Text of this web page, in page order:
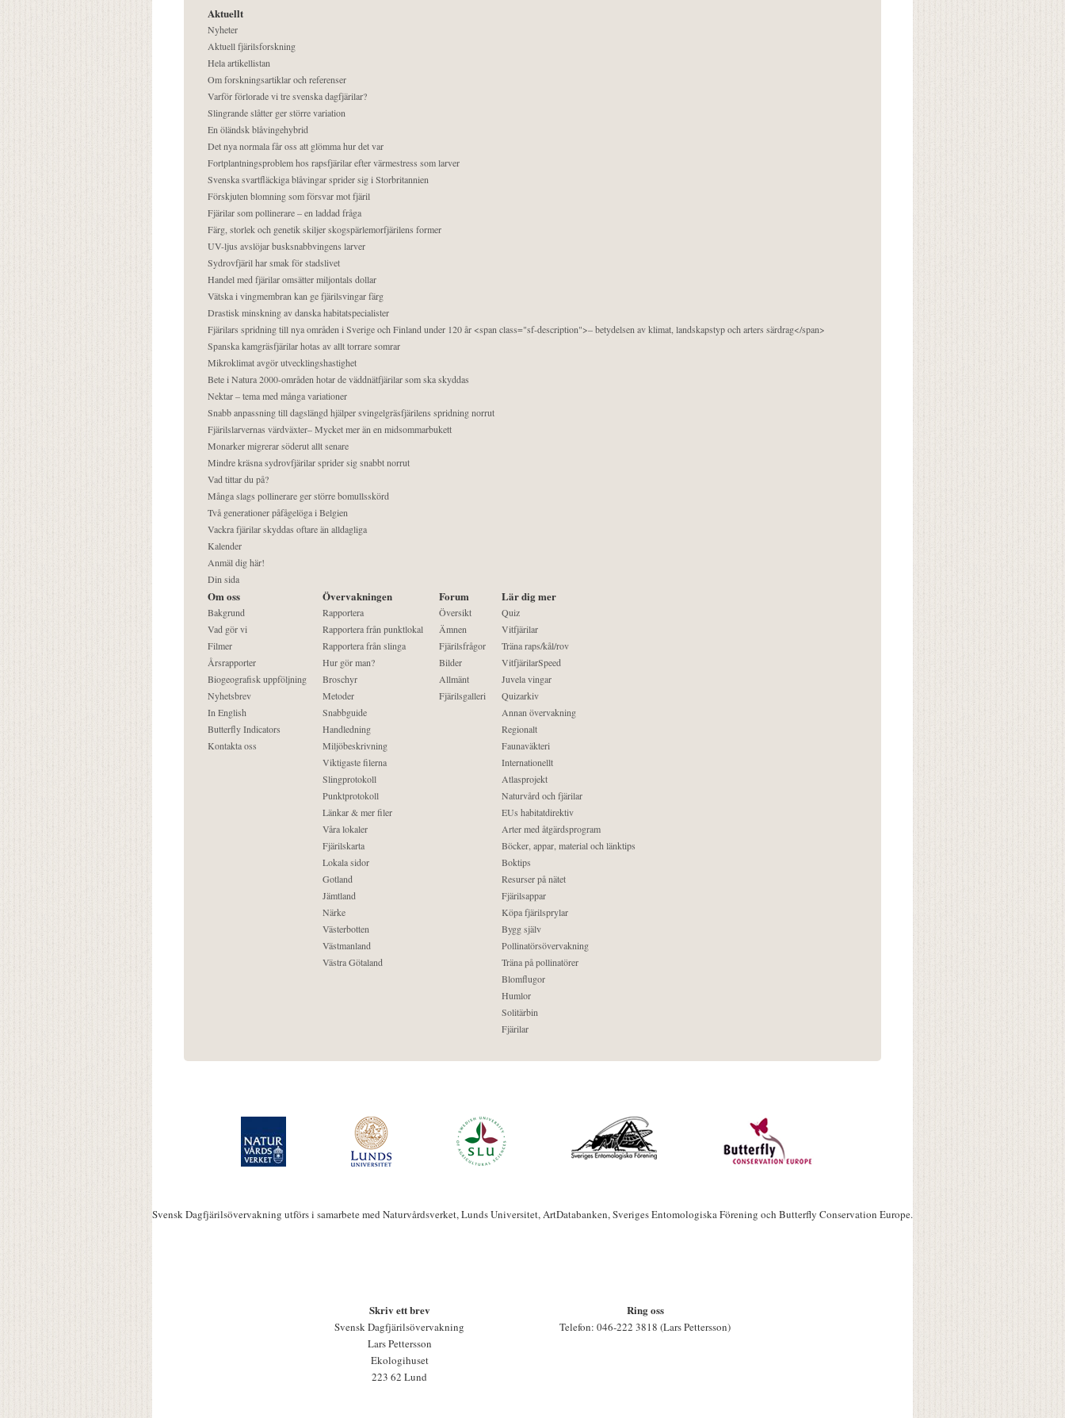
Aktuellt
Nyheter
Aktuell fjärilsforskning
Hela artikellistan
Om forskningsartiklar och referenser
Varför förlorade vi tre svenska dagfjärilar?
Slingrande slåtter ger större variation
En öländsk blåvingehybrid
Det nya normala får oss att glömma hur det var
Fortplantningsproblem hos rapsfjärilar efter värmestress som larver
Svenska svartfläckiga blåvingar sprider sig i Storbritannien
Förskjuten blomning som försvar mot fjäril
Fjärilar som pollinerare – en laddad fråga
Färg, storlek och genetik skiljer skogspärlemorfjärilens former
UV-ljus avslöjar busksnabbvingens larver
Sydrovfjäril har smak för stadslivet
Handel med fjärilar omsätter miljontals dollar
Vätska i vingmembran kan ge fjärilsvingar färg
Drastisk minskning av danska habitatspecialister
Fjärilars spridning till nya områden i Sverige och Finland under 120 år <span class="sf-description">– betydelsen av klimat, landskapstyp och arters särdrag</span>
Spanska kamgräsfjärilar hotas av allt torrare somrar
Mikroklimat avgör utvecklingshastighet
Bete i Natura 2000-områden hotar de väddnätfjärilar som ska skyddas
Nektar – tema med många variationer
Snabb anpassning till dagslängd hjälper svingelgräsfjärilens spridning norrut
Fjärilslarvernas värdväxter– Mycket mer än en midsommarbukett
Monarker migrerar söderut allt senare
Mindre kräsna sydrovfjärilar sprider sig snabbt norrut
Vad tittar du på?
Många slags pollinerare ger större bomullsskörd
Två generationer påfågelöga i Belgien
Vackra fjärilar skyddas oftare än alldagliga
Kalender
Anmäl dig här!
Din sida
Om oss
Bakgrund
Vad gör vi
Filmer
Årsrapporter
Biogeografisk uppföljning
Nyhetsbrev
In English
Butterfly Indicators
Kontakta oss
Övervakningen
Rapportera
Rapportera från punktlokal
Rapportera från slinga
Hur gör man?
Broschyr
Metoder
Snabbguide
Handledning
Miljöbeskrivning
Viktigaste filerna
Slingprotokoll
Punktprotokoll
Länkar & mer filer
Våra lokaler
Fjärilskarta
Lokala sidor
Gotland
Jämtland
Närke
Västerbotten
Västmanland
Västra Götaland
Forum
Översikt
Ämnen
Fjärilsfrågor
Bilder
Allmänt
Fjärilsgalleri
Lär dig mer
Quiz
Vitfjärilar
Träna raps/kål/rov
VitfjärilarSpeed
Juvela vingar
Quizarkiv
Annan övervakning
Regionalt
Faunaväkteri
Internationellt
Atlasprojekt
Naturvård och fjärilar
EUs habitatdirektiv
Arter med åtgärdsprogram
Böcker, appar, material och länktips
Boktips
Resurser på nätet
Fjärilsappar
Köpa fjärilsprylar
Bygg själv
Pollinatörsövervakning
Träna på pollinatörer
Blomflugor
Humlor
Solitärbin
Fjärilar
Svensk Dagfjärilsövervakning utförs i samarbete med Naturvårdsverket, Lunds Universitet, ArtDatabanken, Sveriges Entomologiska Förening och Butterfly Conservation Europe.
Skriv ett brev
Svensk Dagfjärilsövervakning
Lars Pettersson
Ekologihuset
223 62 Lund
Ring oss
Telefon: 046-222 3818 (Lars Pettersson)